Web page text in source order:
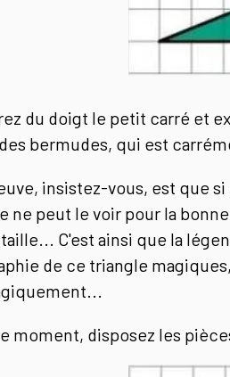
du doigt le petit carré et
bermudes, qui est
insistez-vous, est que
ne peut le voir pour la
C'est ainsi que la
de ce triangle
moment, disposez les